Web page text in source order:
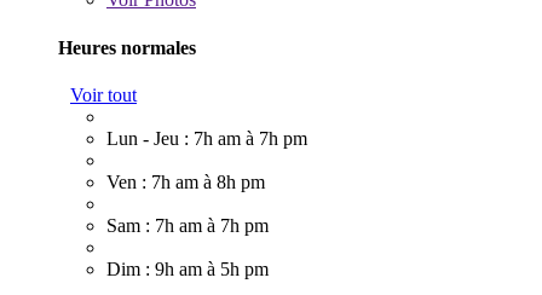
Heures normales
Voir tout
Lun - Jeu : 7h am à 7h pm
Ven : 7h am à 8h pm
Sam : 7h am à 7h pm
Dim : 9h am à 5h pm